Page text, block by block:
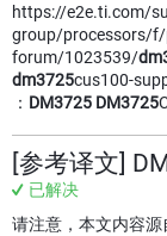
https://e2e.ti.com/
group/processors/f/
forum/1023539/
dm3725cus100-
： DM3725 DM3725
[参考译文]
已解决
请注意，本文内容